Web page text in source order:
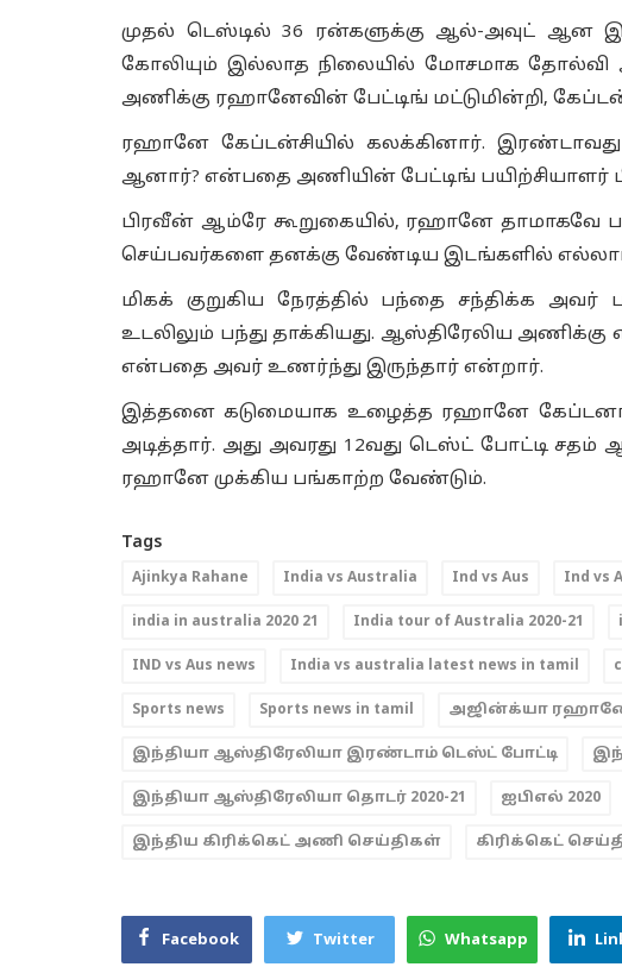
முதல் டெஸ்டில் 36 ரன்களுக்கு ஆல்-அவுட் ஆன
கோலியும் இல்லாத நிலையில் மோசமாக தோல்வி
அணிக்கு ரஹானேவின் பேட்டிங் மட்டுமின்றி,
ரஹானே கேப்டன்சியில் கலக்கினார்.
ஆனார்? என்பதை அணியின் பேட்டிங் பயிற்சியாளர்
பிரவீன் ஆம்ரே கூறுகையில், ரஹானே தாமாகவே
செய்பவர்களை தனக்கு வேண்டிய இடங்களில் எல்லாம்
மிகக் குறுகிய நேரத்தில் பந்தை சந்திக்க
உடலிலும் பந்து தாக்கியது. ஆஸ்திரேலிய
என்பதை அவர் உணர்ந்து இருந்தார் என்றார்.
இத்தனை கடுமையாக உழைத்த ரஹானே
அடித்தார். அது அவரது 12வது டெஸ்ட் போட்டி சதம்
ரஹானே முக்கிய பங்காற்ற வேண்டும்.
Tags
Ajinkya Rahane India vs Australia Ind vs Aus Ind vs
india in australia 2020 21 India tour of Australia 2020-21
IND vs Aus news India vs australia latest news in tamil
Sports news Sports news in tamil அஜின்க்யா
இந்தியா ஆஸ்திரேலியா இரண்டாம் டெஸ்ட் போட்டி
இந்தியா ஆஸ்திரேலியா தொடர் 2020-21 ஐபிஎல் 2020
இந்திய கிரிக்கெட் அணி செய்திகள் கிரிக்கெட்
Facebook Twitter Whatsapp